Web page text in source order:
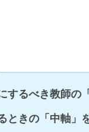
するべき教師の
ときの「中軸」